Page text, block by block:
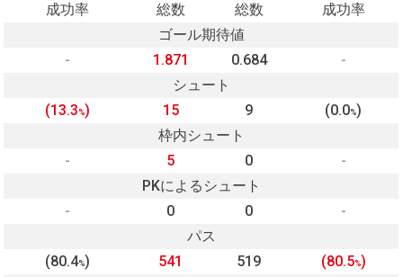
成功率 総数 総数
成功率
ゴール期待値
-
1.871 0.684
-
シュート
(13.3%) 15 9 (0.0%)
枠内シュート
-
5 0
-
PKによるシュート
-
0 0
-
パス
(80.4%) 541 519 (80.5%)